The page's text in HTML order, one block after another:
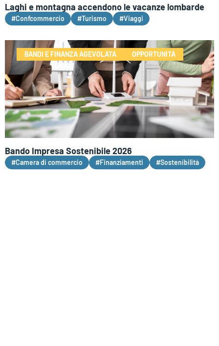
Laghi e montagna accendono le vacanze lombarde
#Confcommercio #Turismo #Viaggi
BANDI E FINANZA AGEVOLATA OPPORTUNITÀ
Bando Impresa Sostenibile 2026
#Camera di commercio #Finanziamenti #Sostenibilità